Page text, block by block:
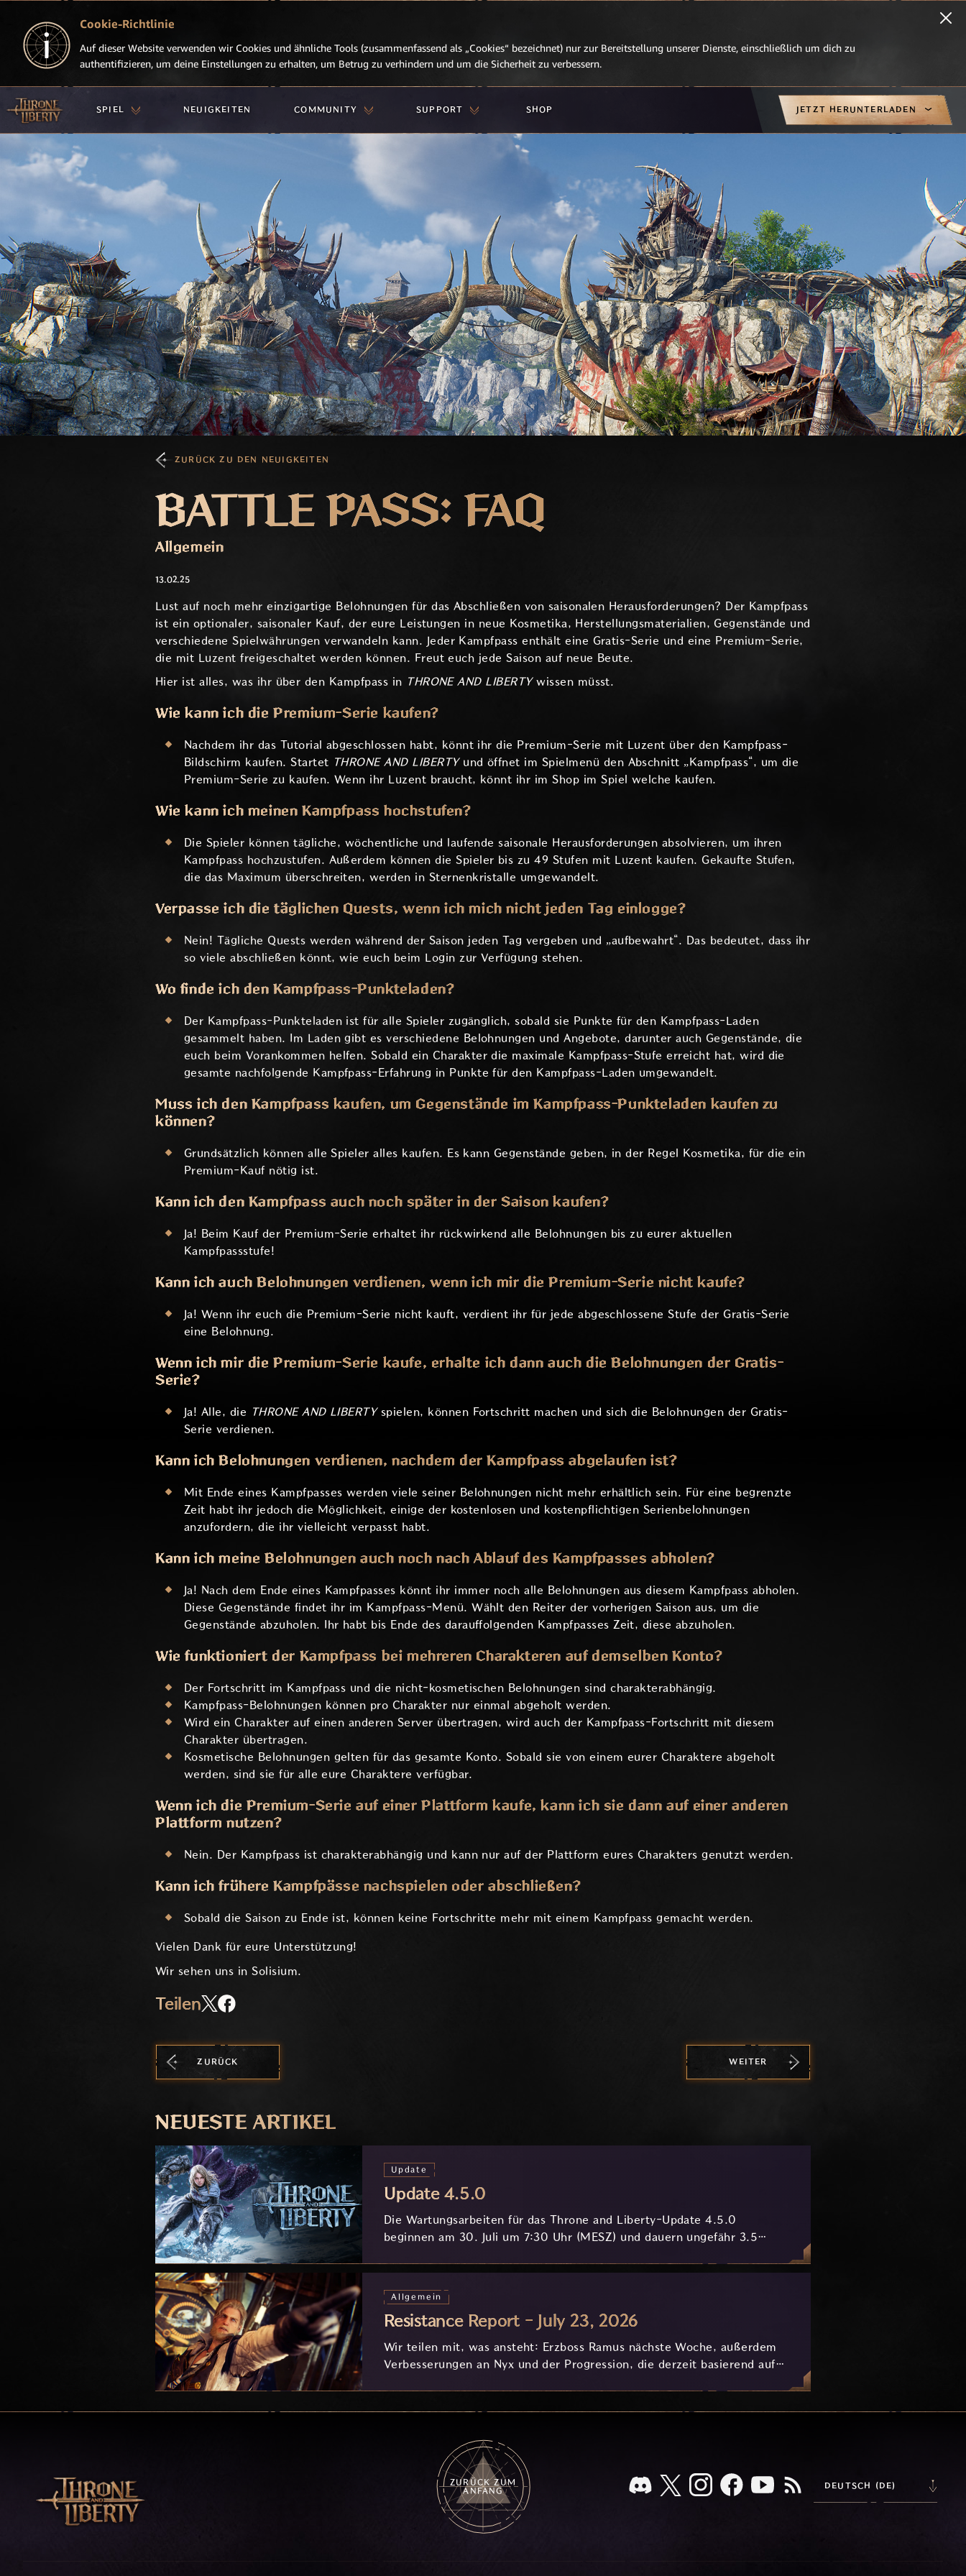
Cookie-Richtlinie
Auf dieser Website verwenden wir Cookies und ähnliche Tools (zusammenfassend als „Cookies“ bezeichnet) nur zur Bereitstellung unserer Dienste, einschließlich um dich zu
authentifizieren, um deine Einstellungen zu erhalten, um Betrug zu verhindern und um die Sicherheit zu verbessern.
SPIEL NEUIGKEITEN COMMUNITY SUPPORT SHOP JETZT HERUNTERLADEN
ZURÜCK ZU DEN NEUIGKEITEN
BATTLE PASS: FAQ
Allgemein
13.02.25
Lust auf noch mehr einzigartige Belohnungen für das Abschließen von saisonalen Herausforderungen? Der Kampfpass
ist ein optionaler, saisonaler Kauf, der eure Leistungen in neue Kosmetika, Herstellungsmaterialien, Gegenstände und
verschiedene Spielwährungen verwandeln kann. Jeder Kampfpass enthält eine Gratis-Serie und eine Premium-Serie,
die mit Luzent freigeschaltet werden können. Freut euch jede Saison auf neue Beute.
Hier ist alles, was ihr über den Kampfpass in THRONE AND LIBERTYwissen müsst.
Wie kann ich die Premium-Serie kaufen?
Nachdem ihr das Tutorial abgeschlossen habt, könnt ihr die Premium-Serie mit Luzent über den Kampfpass-
Bildschirm kaufen. Startet THRONE AND LIBERTYund öffnet im Spielmenü den Abschnitt „Kampfpass“, um die
Premium-Serie zu kaufen. Wenn ihr Luzent braucht, könnt ihr im Shop im Spiel welche kaufen.
Wie kann ich meinen Kampfpass hochstufen?
Die Spieler können tägliche, wöchentliche und laufende saisonale Herausforderungen absolvieren, um ihren
Kampfpass hochzustufen. Außerdem können die Spieler bis zu 49 Stufen mit Luzent kaufen. Gekaufte Stufen,
die das Maximum überschreiten, werden in Sternenkristalle umgewandelt.
Verpasse ich die täglichen Quests, wenn ich mich nicht jeden Tag einlogge?
Nein! Tägliche Quests werden während der Saison jeden Tag vergeben und „aufbewahrt“. Das bedeutet, dass ihr
so viele abschließen könnt, wie euch beim Login zur Verfügung stehen.
Wo finde ich den Kampfpass-Punkteladen?
Der Kampfpass-Punkteladen ist für alle Spieler zugänglich, sobald sie Punkte für den Kampfpass-Laden
gesammelt haben. Im Laden gibt es verschiedene Belohnungen und Angebote, darunter auch Gegenstände, die
euch beim Vorankommen helfen. Sobald ein Charakter die maximale Kampfpass-Stufe erreicht hat, wird die
gesamte nachfolgende Kampfpass-Erfahrung in Punkte für den Kampfpass-Laden umgewandelt.
Muss ich den Kampfpass kaufen, um Gegenstände im Kampfpass-Punkteladen kaufen zu
können?
Grundsätzlich können alle Spieler alles kaufen. Es kann Gegenstände geben, in der Regel Kosmetika, für die ein
Premium-Kauf nötig ist.
Kann ich den Kampfpass auch noch später in der Saison kaufen?
Ja! Beim Kauf der Premium-Serie erhaltet ihr rückwirkend alle Belohnungen bis zu eurer aktuellen
Kampfpassstufe!
Kann ich auch Belohnungen verdienen, wenn ich mir die Premium-Serie nicht kaufe?
Ja! Wenn ihr euch die Premium-Serie nicht kauft, verdient ihr für jede abgeschlossene Stufe der Gratis-Serie
eine Belohnung.
Wenn ich mir die Premium-Serie kaufe, erhalte ich dann auch die Belohnungen der Gratis-
Serie?
Ja! Alle, die THRONE AND LIBERTY spielen, können Fortschritt machen und sich die Belohnungen der Gratis-
Serie verdienen.
Kann ich Belohnungen verdienen, nachdem der Kampfpass abgelaufen ist?
Mit Ende eines Kampfpasses werden viele seiner Belohnungen nicht mehr erhältlich sein. Für eine begrenzte
Zeit habt ihr jedoch die Möglichkeit, einige der kostenlosen und kostenpflichtigen Serienbelohnungen
anzufordern, die ihr vielleicht verpasst habt.
Kann ich meine Belohnungen auch noch nach Ablauf des Kampfpasses abholen?
Ja! Nach dem Ende eines Kampfpasses könnt ihr immer noch alle Belohnungen aus diesem Kampfpass abholen.
Diese Gegenstände findet ihr im Kampfpass-Menü. Wählt den Reiter der vorherigen Saison aus, um die
Gegenstände abzuholen. Ihr habt bis Ende des darauffolgenden Kampfpasses Zeit, diese abzuholen.
Wie funktioniert der Kampfpass bei mehreren Charakteren auf demselben Konto?
Der Fortschritt im Kampfpass und die nicht-kosmetischen Belohnungen sind charakterabhängig.
Kampfpass-Belohnungen können pro Charakter nur einmal abgeholt werden.
Wird ein Charakter auf einen anderen Server übertragen, wird auch der Kampfpass-Fortschritt mit diesem
Charakter übertragen.
Kosmetische Belohnungen gelten für das gesamte Konto. Sobald sie von einem eurer Charaktere abgeholt
werden, sind sie für alle eure Charaktere verfügbar.
Wenn ich die Premium-Serie auf einer Plattform kaufe, kann ich sie dann auf einer anderen
Plattform nutzen?
Nein. Der Kampfpass ist charakterabhängig und kann nur auf der Plattform eures Charakters genutzt werden.
Kann ich frühere Kampfpässe nachspielen oder abschließen?
Sobald die Saison zu Ende ist, können keine Fortschritte mehr mit einem Kampfpass gemacht werden.
Vielen Dank für eure Unterstützung!
Wir sehen uns in Solisium.
Teilen
ZURÜCK WEITER
NEUESTE ARTIKEL
Update
Update 4.5.0
Die Wartungsarbeiten für das Throne and Liberty-Update 4.5.0
beginnen am 30. Juli um 7:30 Uhr (MESZ) und dauern ungefähr 3.5
Allgemein
Resistance Report - July 23, 2026
Wir teilen mit, was ansteht: Erzboss Ramus nächste Woche, außerdem
Verbesserungen an Nyx und der Progression, die derzeit basierend auf
ZURÜCK ZUM
ANFANG
DEUTSCH (DE)